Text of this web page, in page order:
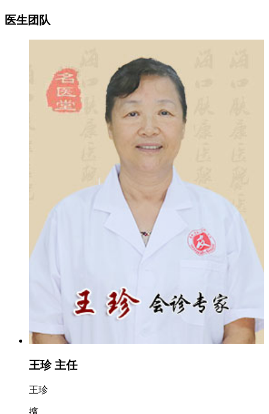
医生团队
王珍 主任
王珍